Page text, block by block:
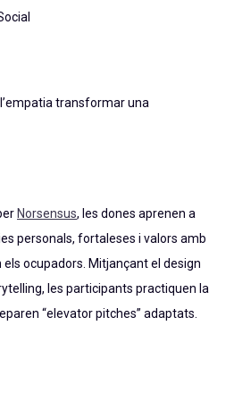
transformar una
Norsensus, les dones aprenen a
personals, fortaleses i valors amb
ocupadors. Mitjançant el design
les participants practiquen la
“elevator pitches” adaptats.